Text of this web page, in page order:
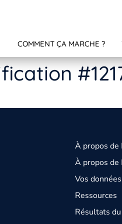
COMMENT ÇA MARCHE ?
À propos de
À propos de
Vos
Ressources
Résultats